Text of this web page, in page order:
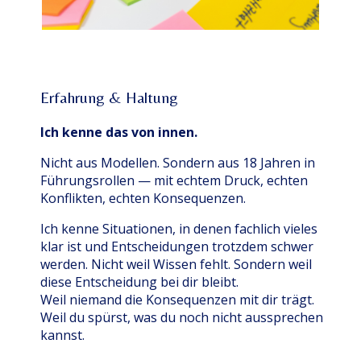
Erfahrung & Haltung
Ich kenne das von innen.
Nicht aus Modellen. Sondern aus 18 Jahren in
Führungsrollen — mit echtem Druck, echten
Konflikten, echten Konsequenzen.
Ich kenne Situationen, in denen fachlich vieles
klar ist und Entscheidungen trotzdem schwer
werden. Nicht weil Wissen fehlt. Sondern weil
diese Entscheidung bei dir bleibt.
Weil niemand die Konsequenzen mit dir trägt.
Weil du spürst, was du noch nicht aussprechen
kannst.